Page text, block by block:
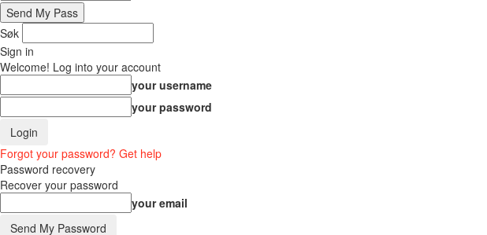
Søk
Sign in
Welcome! Log into your account
your username
your password
Forgot your password? Get help
Password recovery
Recover your password
your email